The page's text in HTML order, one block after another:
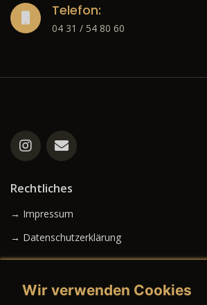
Telefon:
04 31 / 54 80 60
Rechtliches
→ Impressum
→ Datenschutzerklärung
Wir verwenden Cookies